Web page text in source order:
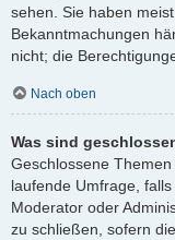
sehen. Sie haben
Bekanntmachungen
nicht; die
Nach oben
Was sind
Geschlossene
laufende Umfrage,
Moderator oder
zu schließen, sofern